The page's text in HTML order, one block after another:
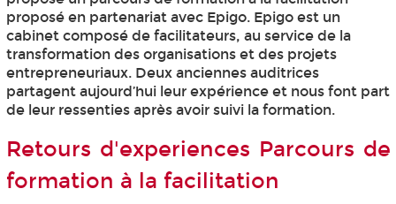
proposé en partenariat avec Epigo. Epigo est un
cabinet composé de facilitateurs, au service de la
transformation des organisations et des projets
entrepreneuriaux. Deux anciennes auditrices
partagent aujourd’hui leur expérience et nous font part
de leur ressenties après avoir suivi la formation.
Retours d'experiences Parcours de
formation à la facilitation